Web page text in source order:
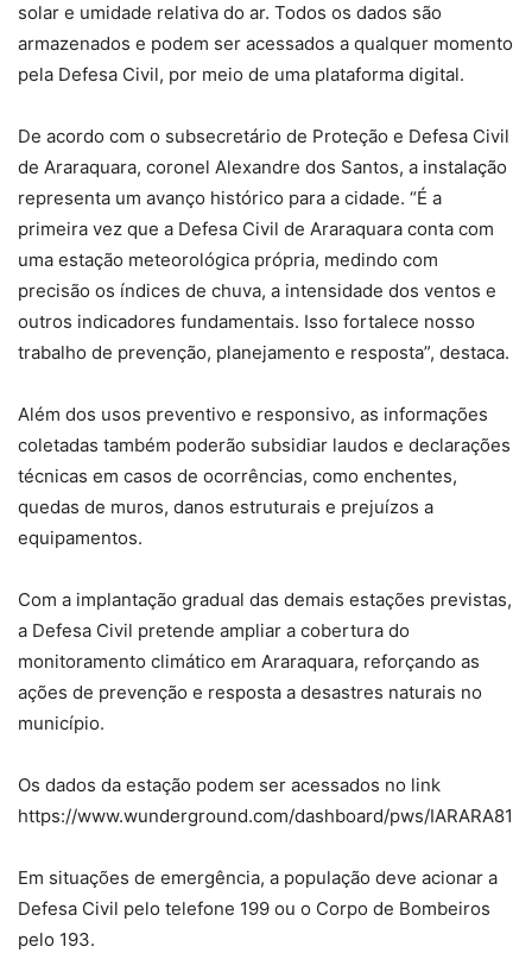
solar e umidade relativa do ar. Todos os dados são
armazenados e podem ser acessados a qualquer momento
pela Defesa Civil, por meio de uma plataforma digital.
De acordo com o subsecretário de Proteção e Defesa Civil
de Araraquara, coronel Alexandre dos Santos, a instalação
representa um avanço histórico para a cidade. “É a
primeira vez que a Defesa Civil de Araraquara conta com
uma estação meteorológica própria, medindo com
precisão os índices de chuva, a intensidade dos ventos e
outros indicadores fundamentais. Isso fortalece nosso
trabalho de prevenção, planejamento e resposta”, destaca.
Além dos usos preventivo e responsivo, as informações
coletadas também poderão subsidiar laudos e declarações
técnicas em casos de ocorrências, como enchentes,
quedas de muros, danos estruturais e prejuízos a
equipamentos.
Com a implantação gradual das demais estações previstas,
a Defesa Civil pretende ampliar a cobertura do
monitoramento climático em Araraquara, reforçando as
ações de prevenção e resposta a desastres naturais no
município.
Os dados da estação podem ser acessados no link
https://www.wunderground.com/dashboard/pws/IARARA81
Em situações de emergência, a população deve acionar a
Defesa Civil pelo telefone 199 ou o Corpo de Bombeiros
pelo 193.